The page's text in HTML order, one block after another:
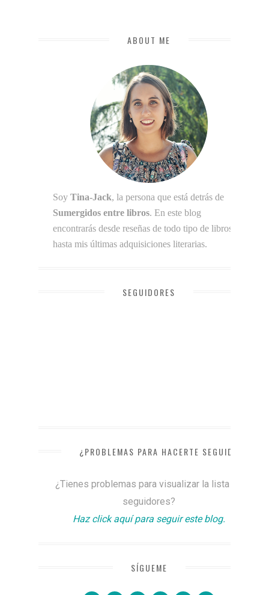
ABOUT ME
Soy Tina-Jack, la persona que está detrás de
Sumergidos entre libros. En este blog
encontrarás desde reseñas de todo tipo de libros
hasta mis últimas adquisiciones literarias.
SEGUIDORES
¿PROBLEMAS PARA HACERTE SEGUIDOR?
¿Tienes problemas para visualizar la lista de
seguidores?
Haz click aquí para seguir este blog.
SÍGUEME